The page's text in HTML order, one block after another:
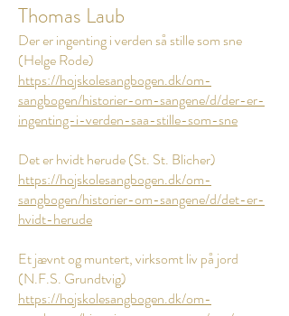
Thomas Laub
Der er ingenting i verden så stille som sne
(Helge Rode)
https://hojskolesangbogen.dk/om-
sangbogen/historier-om-sangene/d/der-er-
ingenting-i-verden-saa-stille-som-sne
Det er hvidt herude (St. St. Blicher)
https://hojskolesangbogen.dk/om-
sangbogen/historier-om-sangene/d/det-er-
hvidt-herude
Et jævnt og muntert, virksomt liv på jord
(N.F.S. Grundtvig)
https://hojskolesangbogen.dk/om-